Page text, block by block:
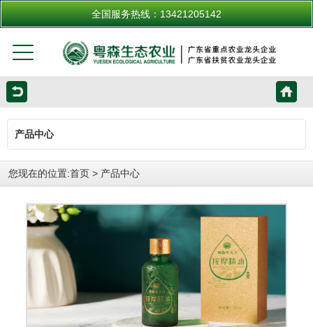
全国服务热线：13421205142
产品中心
您现在的位置:首页 > 产品中心